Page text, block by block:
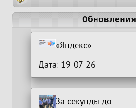
Обновления
«Яндекс»
Дата: 19-07-26
За секунды до